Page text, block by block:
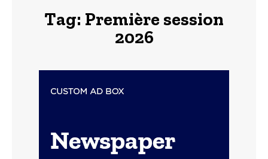
Tag: Première session
2026